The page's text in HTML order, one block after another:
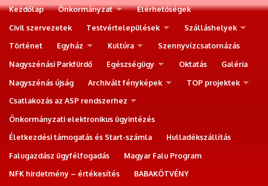
Kezdőlap Önkormányzat
Elérhetőségek
Civil szervezetek
Testvértelepülések
Szálláshelyek
Történet
Egyház Kultúra
Szennyvízcsatornázás
Nagyszénási Parkfürdő
Egészségügy Oktatás
Galéria
Nagyszénás újság
Archivált fényképek
TOP projektek
Csatlakozás az ASP rendszerhez
Önkormányzati elektronikus ügyintézés
Életkezdési támogatás és Start-számla
Hulladékszállítás
Falugazdász ügyfélfogadás
Magyar Falu Program
NFK hirdetmény – értékesítés
BABAKÖTVÉNY